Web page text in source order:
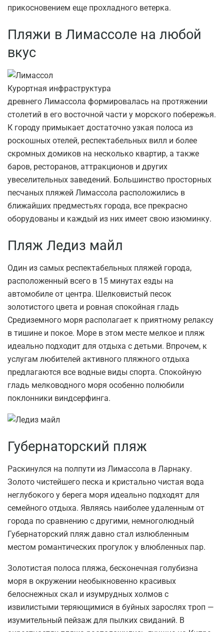
прикосновением еще прохладного ветерка.
Пляжи в Лимассоле на любой
вкус
Курортная инфраструктура
древнего Лимассола формировалась на протяжении
столетий в его восточной части у морского побережья.
К городу примыкает достаточно узкая полоса из
роскошных отелей, респектабельных вилл и более
скромных домиков на несколько квартир, а также
баров, ресторанов, аттракционов и других
увеселительных заведений. Большинство просторных
песчаных пляжей Лимассола расположились в
ближайших предместьях города, все прекрасно
оборудованы и каждый из них имеет свою изюминку.
Пляж Ледиз майл
Один из самых респектабельных пляжей города,
расположенный всего в 15 минутах езды на
автомобиле от центра. Шелковистый песок
золотистого цвета и ровная спокойная гладь
Средиземного моря располагает к приятному релаксу
в тишине и покое. Море в этом месте мелкое и пляж
идеально подходит для отдыха с детьми. Впрочем, к
услугам любителей активного пляжного отдыха
предлагаются все водные виды спорта. Спокойную
гладь мелководного моря особенно полюбили
поклонники виндсерфинга.
Губернаторский пляж
Раскинулся на полпути из Лимассола в Ларнаку.
Золото чистейшего песка и кристально чистая вода
неглубокого у берега моря идеально подходят для
семейного отдыха. Являясь наиболее удаленным от
города по сравнению с другими, немноголюдный
Губернаторский пляж давно стал излюбленным
местом романтических прогулок у влюбленных пар.
Золотистая полоса пляжа, бесконечная голубизна
моря в окружении необыкновенно красивых
белоснежных скал и изумрудных холмов с
извилистыми теряющимися в буйных зарослях троп —
изумительный пейзаж для пылких свиданий. В